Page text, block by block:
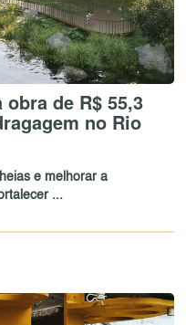
de R$ 55,3
no Rio
e melhorar a
...